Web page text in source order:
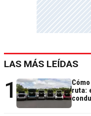
LAS MÁS LEÍDAS
1
ruta: